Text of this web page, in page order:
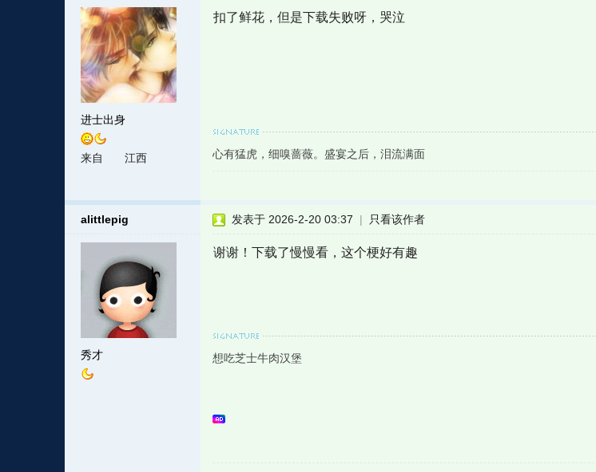
进士出身
来自 江西
扣了鲜花，但是下载失败呀，哭泣
心有猛虎，细嗅蔷薇。盛宴之后，泪流满面
alittlepig
秀才
发表于 2026-2-20 03:37 | 只看该作者
谢谢！下载了慢慢看，这个梗好有趣
想吃芝士牛肉汉堡